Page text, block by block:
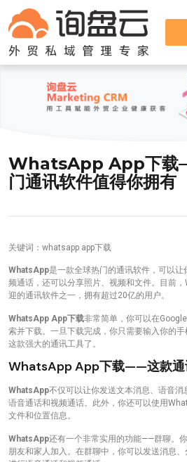
WhatsApp App下载
门通讯软件值得你拥有
关键词：whatsapp app下载
WhatsApp是一款全球热门的通讯软件，可以
频通话，还可以分享照片、视频和文件。目前
迎的通讯软件之一，拥有超过20亿的用户。
WhatsApp App下载非常简单，你可以在
索并下载。一旦下载完成，你只需要输入你的
这款强大的通讯工具了。
WhatsApp App下载——这款通
WhatsApp不仅可以让你发送文本消息、语音
语音通话和视频通话。此外，你还可以使用
文件和位置信息。
WhatsApp还有一个非常实用的功能——群聊。
朋友和家人加入。在群聊中，你可以发送消息